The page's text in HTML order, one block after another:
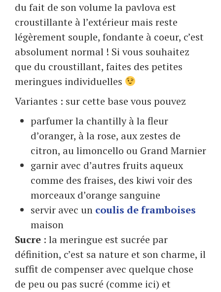
du fait de son volume la pavlova est
croustillante à l’extérieur mais reste
légèrement souple, fondante à coeur, c’est
absolument normal ! Si vous souhaitez
que du croustillant, faites des petites
meringues individuelles
Variantes : sur cette base vous pouvez
parfumer la chantilly à la fleur
d’oranger, à la rose, aux zestes de
citron, au limoncello ou Grand Marnier
garnir avec d’autres fruits aqueux
comme des fraises, des kiwi voir des
morceaux d’orange sanguine
servir avec un coulis de framboises
maison
Sucre : la meringue est sucrée par
définition, c’est sa nature et son charme, il
suffit de compenser avec quelque chose
de peu ou pas sucré (comme ici) et